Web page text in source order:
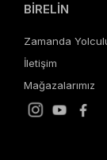
BİRELİN
Zamanda
İletişim
Mağazalarımız